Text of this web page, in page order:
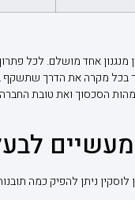
מנגנון אחד מושלם. לכל
בכל מקרה את הדרך שתשקף
מהות הסכסוך ואת טובת
ניתן להפיק כמה